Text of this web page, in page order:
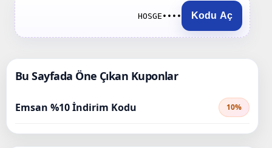
HOSGE•••• Kodu Aç
Bu Sayfada Öne Çıkan Kuponlar
Emsan %10 İndirim Kodu 10%